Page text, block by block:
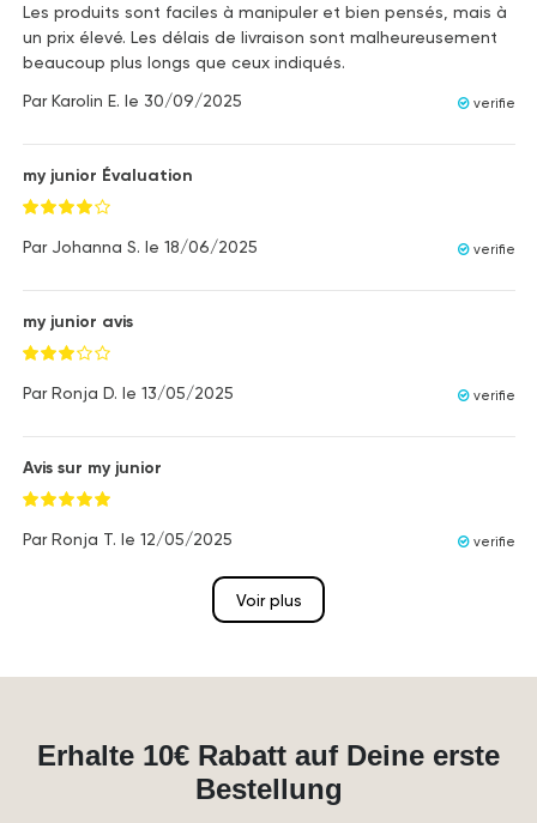
Les produits sont faciles à manipuler et bien pensés, mais à
un prix élevé. Les délais de livraison sont malheureusement
beaucoup plus longs que ceux indiqués.
ParKarolin E. le 30/09/2025 verifie
my junior Évaluation
Par Johanna S. le 18/06/2025 verifie
my junior avis
ParRonja D. le 13/05/2025 verifie
Avis sur my junior
ParRonja T. le 12/05/2025 verifie
Voir plus
Erhalte 10€ Rabatt auf Deine erste
Bestellung